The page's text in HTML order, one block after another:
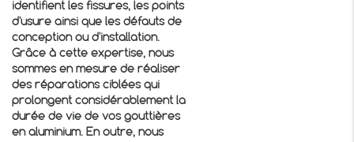
identifient les fissures, les points
d'usure ainsi que les défauts de
conception ou d'installation.
Grâce à cette expertise, nous
sommes en mesure de réaliser
des réparations ciblées qui
prolongent considérablement la
durée de vie de vos gouttières
en aluminium. En outre, nous